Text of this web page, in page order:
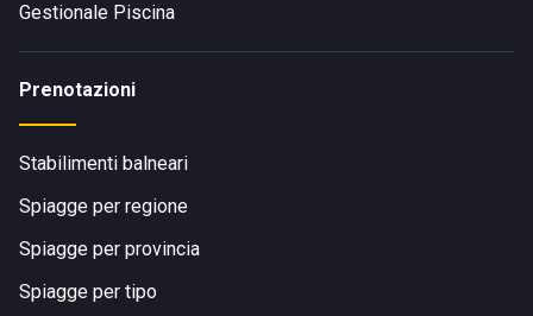
Gestionale Piscina
Prenotazioni
Stabilimenti balneari
Spiagge per regione
Spiagge per provincia
Spiagge per tipo